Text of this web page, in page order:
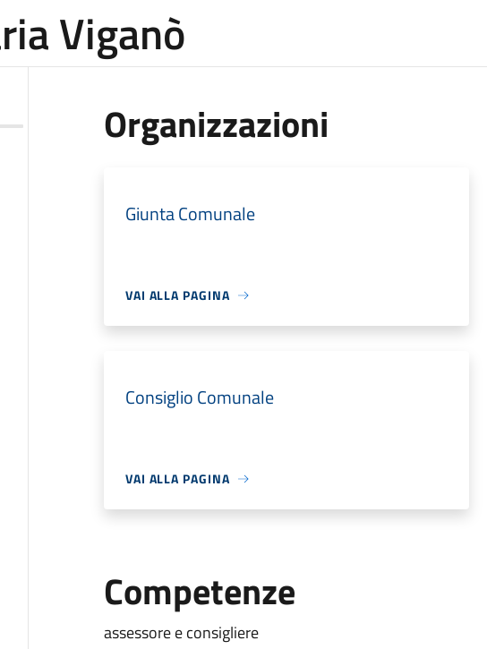
Viganò
Organizzazioni
Giunta Comunale
VAI ALLA PAGINA
Consiglio Comunale
VAI ALLA PAGINA
Competenze
assessore e consigliere